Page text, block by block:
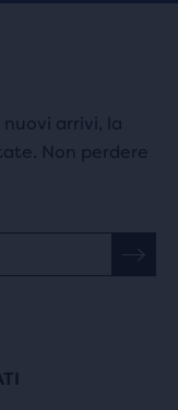
arrivi, la
Non perdere